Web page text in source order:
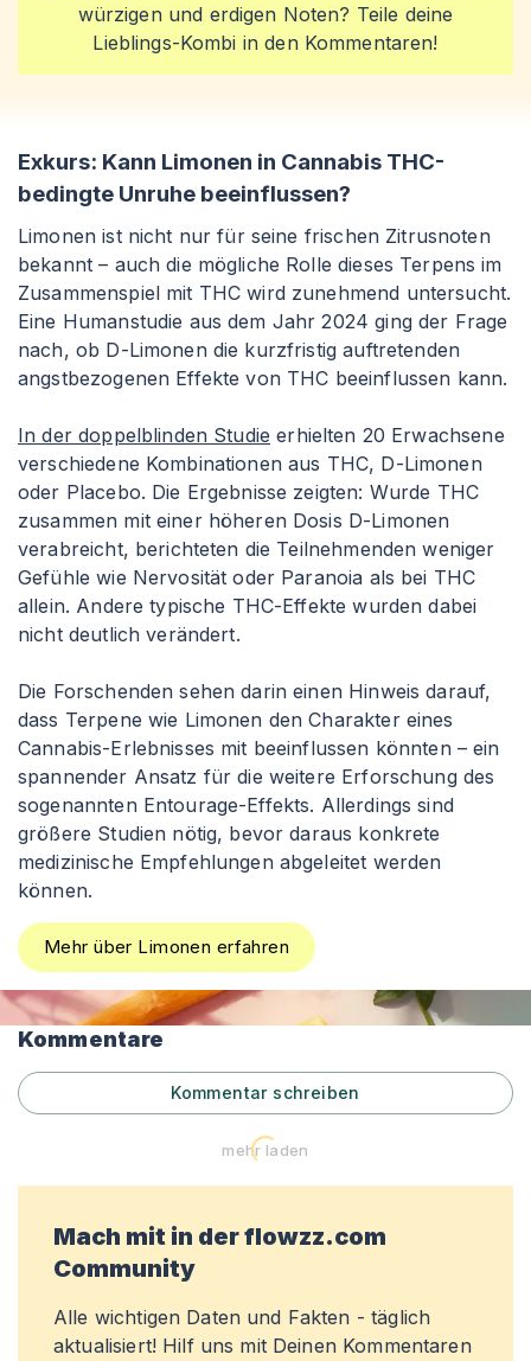
würzigen und erdigen Noten? Teile deine
Lieblings-Kombi in den Kommentaren!
Exkurs: Kann Limonen in Cannabis THC-
bedingte Unruhe beeinflussen?
Limonen ist nicht nur für seine frischen Zitrusnoten
bekannt – auch die mögliche Rolle dieses Terpens im
Zusammenspiel mit THC wird zunehmend untersucht.
Eine Humanstudie aus dem Jahr 2024 ging der Frage
nach, ob D-Limonen die kurzfristig auftretenden
angstbezogenen Effekte von THC beeinflussen kann.
In der doppelblinden Studie erhielten 20 Erwachsene
verschiedene Kombinationen aus THC, D-Limonen
oder Placebo. Die Ergebnisse zeigten: Wurde THC
zusammen mit einer höheren Dosis D-Limonen
verabreicht, berichteten die Teilnehmenden weniger
Gefühle wie Nervosität oder Paranoia als bei THC
allein. Andere typische THC-Effekte wurden dabei
nicht deutlich verändert.
Die Forschenden sehen darin einen Hinweis darauf,
dass Terpene wie Limonen den Charakter eines
Cannabis-Erlebnisses mit beeinflussen könnten – ein
spannender Ansatz für die weitere Erforschung des
sogenannten Entourage-Effekts. Allerdings sind
größere Studien nötig, bevor daraus konkrete
medizinische Empfehlungen abgeleitet werden
können.
Mehr über Limonen erfahren
Kommentare
Kommentar schreiben
mehr laden
Mach mit in der flowzz.com
Community
Alle wichtigen Daten und Fakten - täglich
aktualisiert! Hilf uns mit Deinen Kommentaren